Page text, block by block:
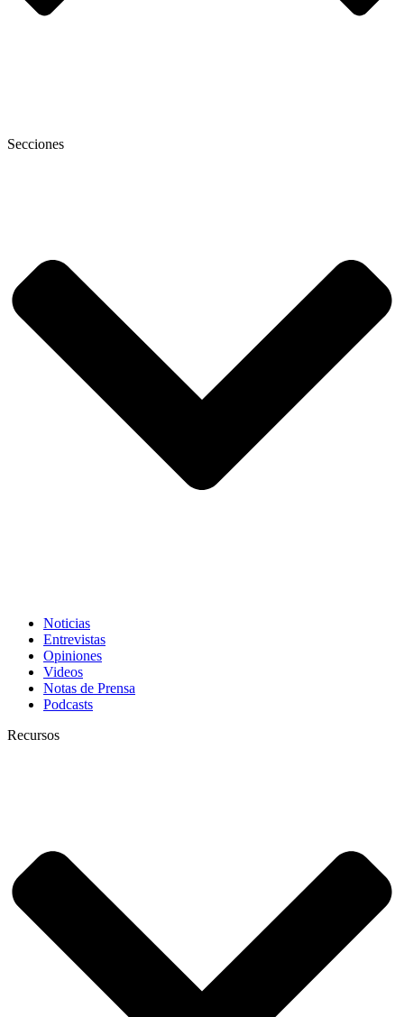
Secciones
Noticias
Entrevistas
Opiniones
Videos
Notas de Prensa
Podcasts
Recursos